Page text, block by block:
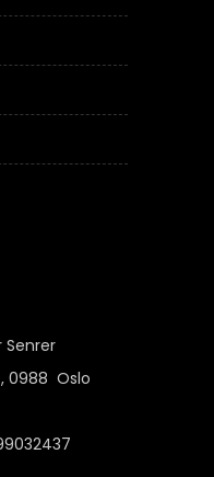
Senrer
0988 Oslo